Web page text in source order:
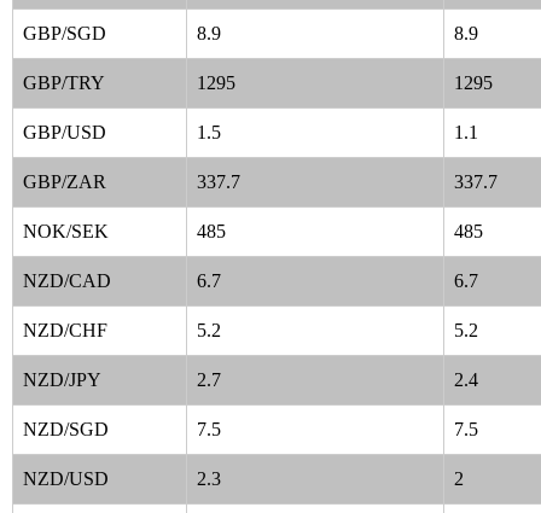
GBP/SGD 8.9 8.9
GBP/TRY 1295 1295
GBP/USD 1.5 1.1
GBP/ZAR 337.7 337.7
NOK/SEK 485 485
NZD/CAD 6.7 6.7
NZD/CHF 5.2 5.2
NZD/JPY 2.7 2.4
NZD/SGD 7.5 7.5
NZD/USD 2.3 2